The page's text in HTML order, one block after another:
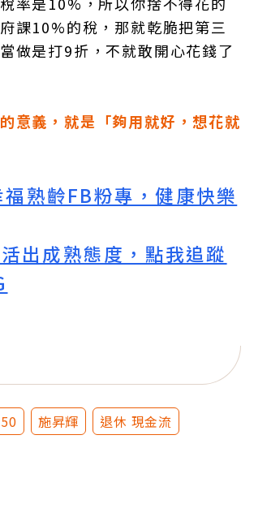
課10%的稅，那就乾脆把第三
做是打9折，不就敢開心花錢了
意義，就是「夠用就好，想花就
熟齡FB粉專，健康快樂
出成熟態度，點我追蹤
施昇輝
退休 現金流